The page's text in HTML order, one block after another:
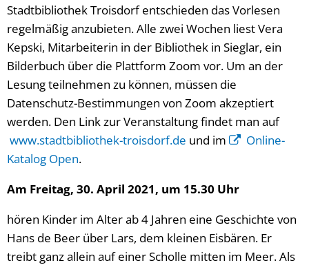
Stadtbibliothek Troisdorf entschieden das Vorlesen
regelmäßig anzubieten. Alle zwei Wochen liest Vera
Kepski, Mitarbeiterin in der Bibliothek in Sieglar, ein
Bilderbuch über die Plattform Zoom vor. Um an der
Lesung teilnehmen zu können, müssen die
Datenschutz-Bestimmungen von Zoom akzeptiert
werden. Den Link zur Veranstaltung findet man auf
www.stadtbibliothek-troisdorf.de und im
Online-
Katalog Open.
Am Freitag, 30. April 2021, um 15.30 Uhr
hören Kinder im Alter ab 4 Jahren eine Geschichte von
Hans de Beer über Lars, dem kleinen Eisbären. Er
treibt ganz allein auf einer Scholle mitten im Meer. Als